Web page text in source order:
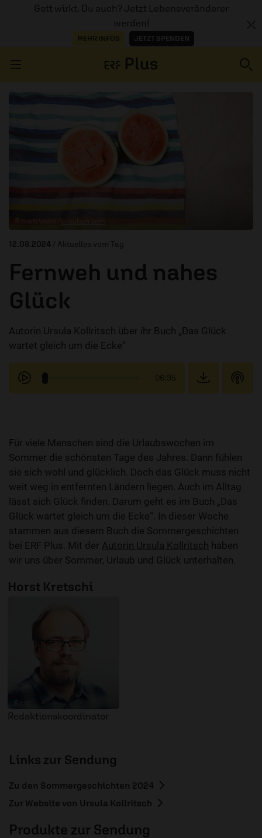
Gott wirkt. Du auch? Jetzt Lebensveränderer
werden!
MEHR INFOS JETZT SPENDEN
12.08.2024 / Aktuelles vom Tag
Fernweh und nahes
Glück
Autorin Ursula Kollritsch über ihr Buch „Das Glück
wartet gleich um die Ecke“
06:35
Für viele Menschen sind die Urlaubswochen im
Sommer die schönsten Tage des Jahres. Dann fühlen
sie sich wohl und glücklich. Doch das Glück muss nicht
weit weg in entfernten Ländern liegen. Auch im Alltag
lässt sich Glück finden. Darum geht es im Buch „Das
Glück wartet gleich um die Ecke“. In dieser Woche
stammen aus diesem Buch die Sommergeschichten
bei ERF Plus. Mit der Autorin Ursula Kollritsch haben
wir uns über Sommer, Urlaub und Glück unterhalten.
Horst Kretschi
Redaktionskoordinator
Links zur Sendung
Zu den Sommergeschichten 2024
Zur Website von Ursula Kollritsch
Produkte zur Sendung